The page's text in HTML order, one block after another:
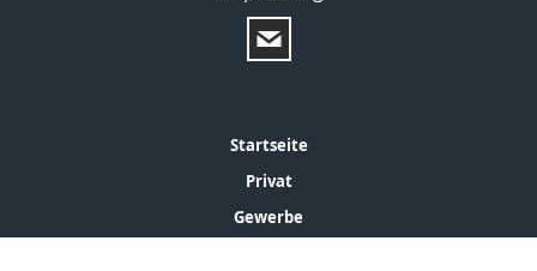
Startseite
Privat
Gewerbe